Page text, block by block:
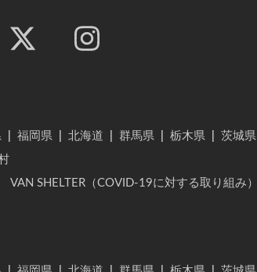
福岡県 北海道 群馬県 栃木県 茨城県
VAN SHELTER（COVID-19に対する取り組み）